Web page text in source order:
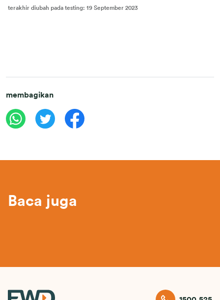
terakhir diubah pada testing: 19 September 2023
membagikan
Baca juga